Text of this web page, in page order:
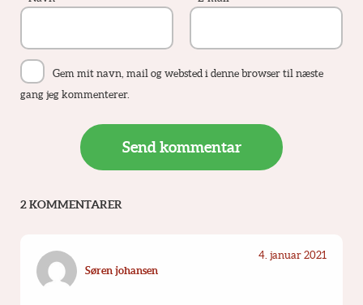
Gem mit navn, mail og websted i denne browser til næste
gang jeg kommenterer.
2 KOMMENTARER
Søren johansen
4. januar 2021